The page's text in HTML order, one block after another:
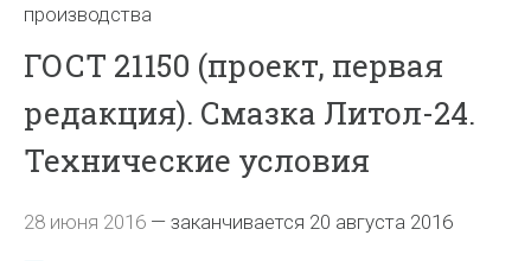
производства
ГОСТ 21150 (проект, первая
редакция). Смазка Литол-24.
Технические условия
28 июня 2016 —заканчивается 20 августа 2016